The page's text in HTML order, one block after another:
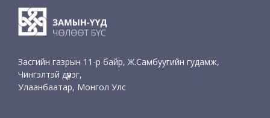
Засгийн газрын 11-р байр, Ж.Самбуугийн гудамж,
Чингэлтэй дүүрэг,
Улаанбаатар, Монгол Улс